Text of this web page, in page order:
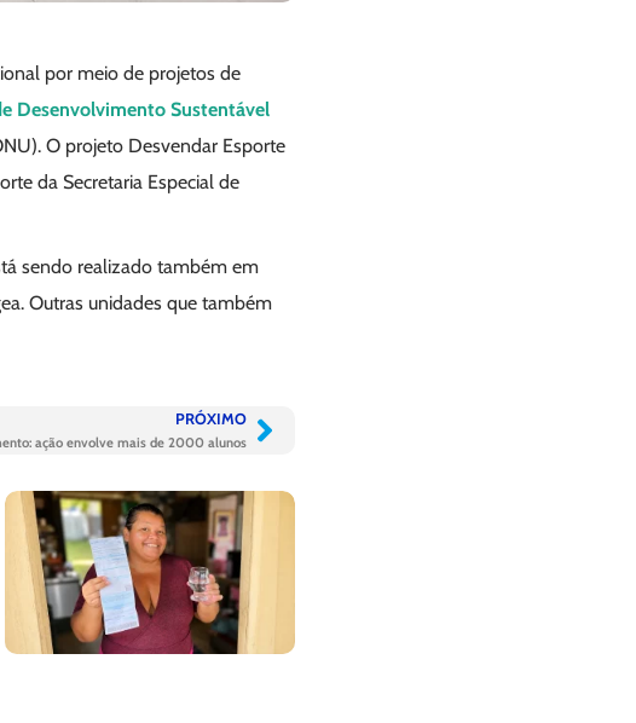
por meio de projetos de
Desenvolvimento Sustentável
O projeto Desvendar Esporte
da Secretaria Especial de
sendo realizado também em
Outras unidades que também
PRÓXIMO
ação envolve mais de 2000 alunos